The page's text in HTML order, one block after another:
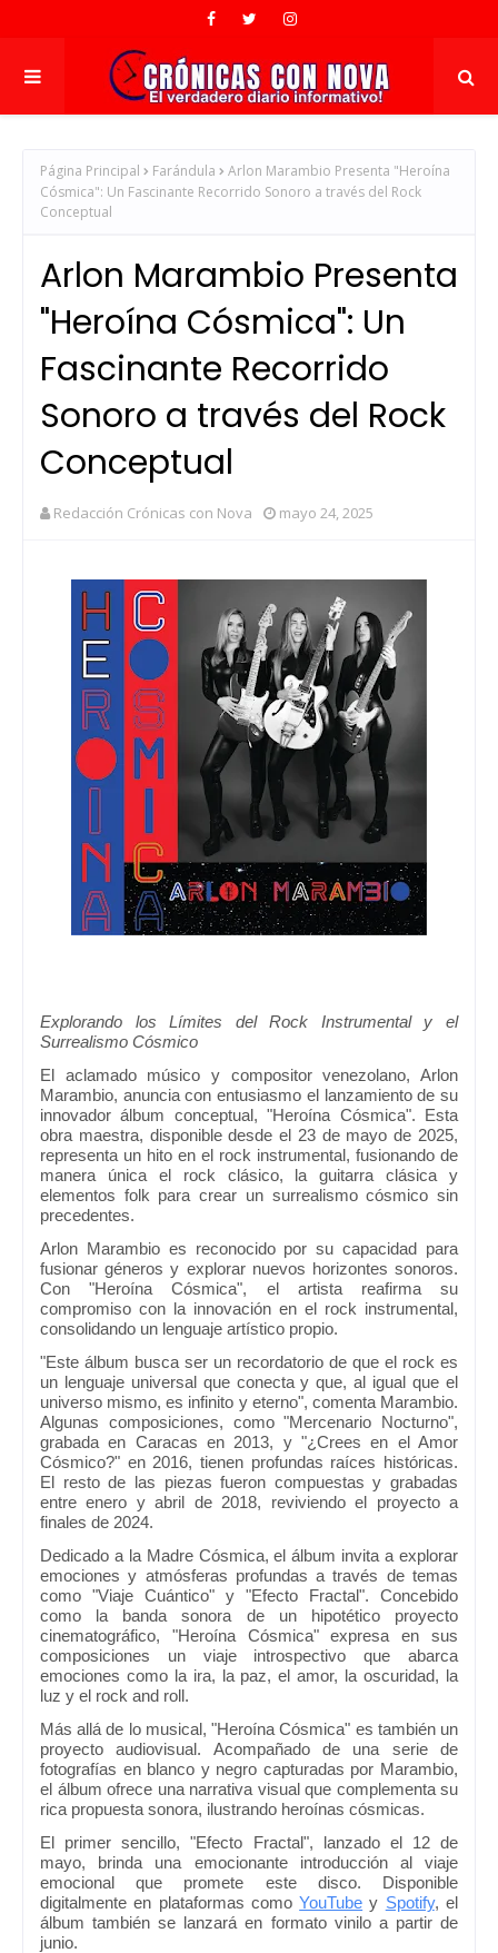
Página Principal Farándula
Arlon Marambio Presenta "Heroína
Cósmica": Un Fascinante Recorrido Sonoro a través del Rock
Conceptual
Arlon Marambio Presenta
"Heroína Cósmica": Un
Fascinante Recorrido
Sonoro a través del Rock
Conceptual
Redacción Crónicas con Nova mayo 24, 2025
Explorando los Límites del Rock Instrumental y el
Surrealismo Cósmico
El aclamado músico y compositor venezolano, Arlon
Marambio, anuncia con entusiasmo el lanzamiento de su
innovador álbum conceptual, "Heroína Cósmica". Esta
obra maestra, disponible desde el 23 de mayo de 2025,
representa un hito en el rock instrumental, fusionando de
manera única el rock clásico, la guitarra clásica y
elementos folk para crear un surrealismo cósmico sin
precedentes.
Arlon Marambio es reconocido por su capacidad para
fusionar géneros y explorar nuevos horizontes sonoros.
Con "Heroína Cósmica", el artista reafirma su
compromiso con la innovación en el rock instrumental,
consolidando un lenguaje artístico propio.
"Este álbum busca ser un recordatorio de que el rock es
un lenguaje universal que conecta y que, al igual que el
universo mismo, es infinito y eterno", comenta Marambio.
Algunas composiciones, como "Mercenario Nocturno",
grabada en Caracas en 2013, y "¿Crees en el Amor
Cósmico?" en 2016, tienen profundas raíces históricas.
El resto de las piezas fueron compuestas y grabadas
entre enero y abril de 2018, reviviendo el proyecto a
finales de 2024.
Dedicado a la Madre Cósmica, el álbum invita a explorar
emociones y atmósferas profundas a través de temas
como "Viaje Cuántico" y "Efecto Fractal". Concebido
como la banda sonora de un hipotético proyecto
cinematográfico, "Heroína Cósmica" expresa en sus
composiciones un viaje introspectivo que abarca
emociones como la ira, la paz, el amor, la oscuridad, la
luz y el rock and roll.
Más allá de lo musical, "Heroína Cósmica" es también un
proyecto audiovisual. Acompañado de una serie de
fotografías en blanco y negro capturadas por Marambio,
el álbum ofrece una narrativa visual que complementa su
rica propuesta sonora, ilustrando heroínas cósmicas.
El primer sencillo, "Efecto Fractal", lanzado el 12 de
mayo, brinda una emocionante introducción al viaje
emocional que promete este disco. Disponible
digitalmente en plataformas comoYouTube y Spotify, el
álbum también se lanzará en formato vinilo a partir de
junio.